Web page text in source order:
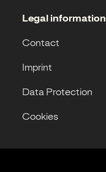
Legal information
Contact
Imprint
Data Protection
Cookies